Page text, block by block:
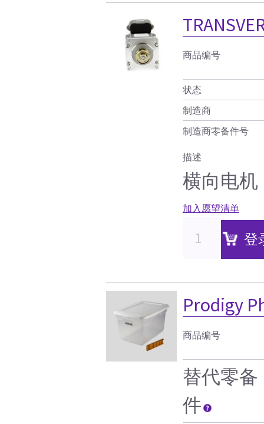
商品编号
状态
制造商
制造商零备件号
描述
横向电
加入愿望清单
登
Prodigy
商品编号
替代零备
件